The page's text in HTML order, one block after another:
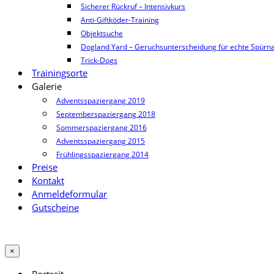
Sicherer Rückruf – Intensivkurs
Anti-Giftköder-Training
Objektsuche
Dogland Yard – Geruchsunterscheidung für echte
Trick-Dogs
Trainingsorte
Galerie
Adventsspaziergang 2019
Septemberspaziergang 2018
Sommerspaziergang 2016
Adventsspaziergang 2015
Frühlingsspaziergang 2014
Preise
Kontakt
Anmeldeformular
Gutscheine
×